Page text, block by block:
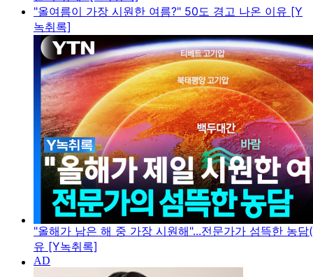
"올여름이 가장 시원한 여름?" 50도 경고 나온 이유 [Y
녹취록]
"올해가 남은 해 중 가장 시원해"...전문가가 섬뜩한 농
유 [Y녹취록]